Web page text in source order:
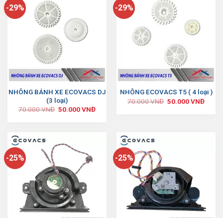
-29%
NHÔNG BÁNH XE ECOVACS DJ
(3 loại)
70.000VNĐ 50.000VNĐ
-29%
NHÔNG ECOVACS T5 ( 4 loại )
70.000VNĐ 50.000VNĐ
-25% -25%